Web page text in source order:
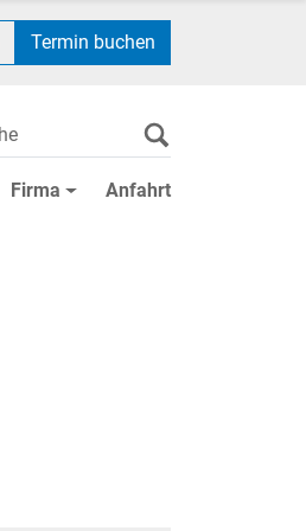
Termin buchen
Firma Anfahrt